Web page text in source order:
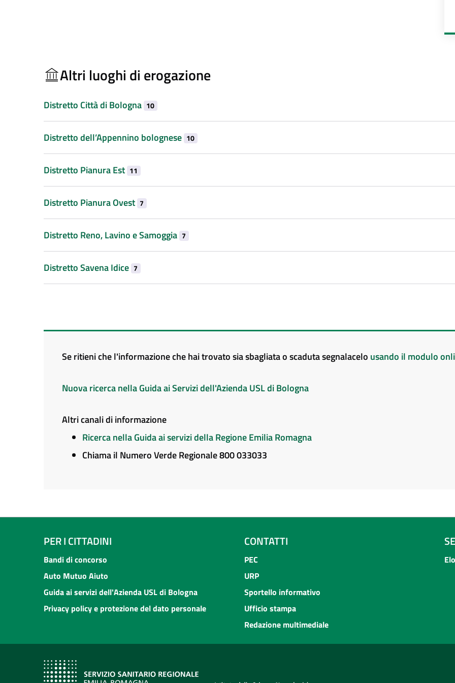
Altri luoghi di erogazione
Distretto Città di Bologna 10
Distretto dell’Appennino bolognese 10
Distretto Pianura Est 11
Distretto Pianura Ovest 7
Distretto Reno, Lavino e Samoggia 7
Distretto Savena Idice 7
Se ritieni che l'informazione che hai trovato sia sbagliata o scaduta segnalacelo usando il modulo
Nuova ricerca nella Guida ai Servizi dell'Azienda USL di Bologna
Altri canali di informazione
Ricerca nella Guida ai servizi della Regione Emilia Romagna
Chiama il Numero Verde Regionale 800 033033
PER I CITTADINI
Bandi di concorso
Auto Mutuo Aiuto
Guida ai servizi dell'Azienda USL di Bologna
Privacy policy e protezione del dato personale
CONTATTI
PEC
URP
Sportello informativo
Ufficio stampa
Redazione multimediale